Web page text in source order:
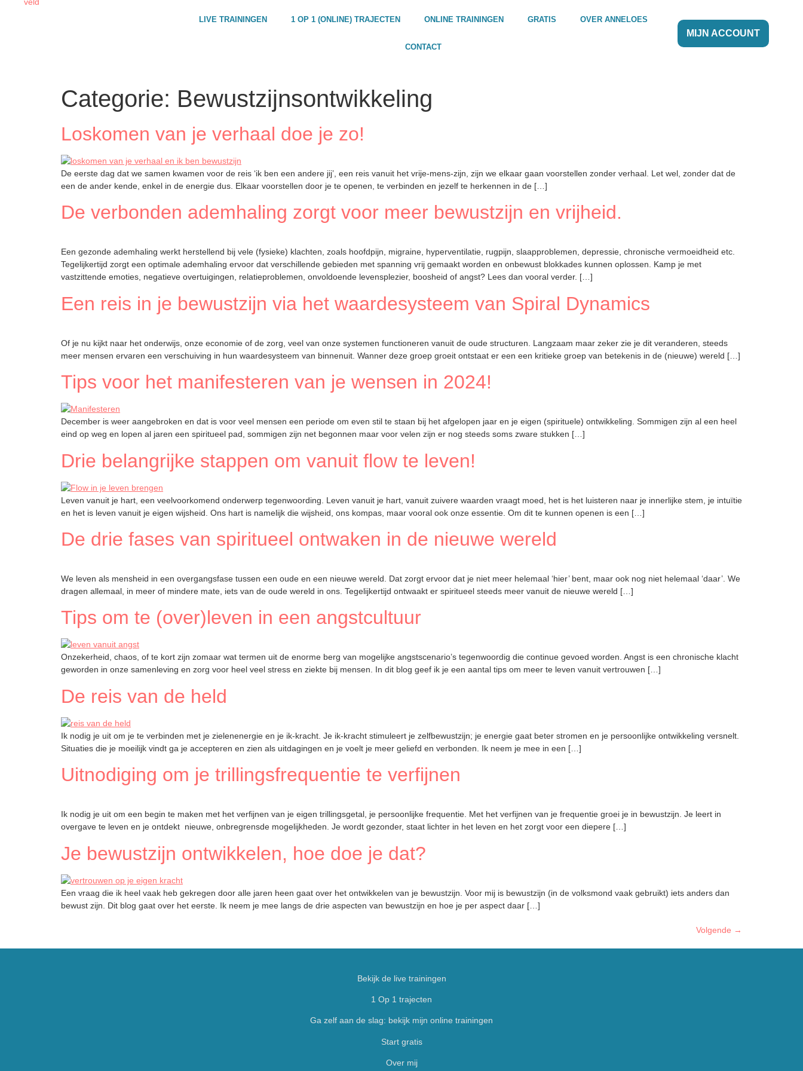
LIVE TRAININGEN 1 OP 1 (ONLINE) TRAJECTEN ONLINE TRAININGEN GRATIS OVER ANNELOES
CONTACT
MIJN ACCOUNT
Categorie: Bewustzijnsontwikkeling
Loskomen van je verhaal doe je zo!
De eerste dag dat we samen kwamen voor de reis ‘ik ben een andere jij’, een reis vanuit het vrije-mens-zijn, zijn we elkaar gaan voorstellen zonder verhaal. Let wel, zonder dat de
een de ander kende, enkel in de energie dus. Elkaar voorstellen door je te openen, te verbinden en jezelf te herkennen in de […]
De verbonden ademhaling zorgt voor meer bewustzijn en vrijheid.
Een gezonde ademhaling werkt herstellend bij vele (fysieke) klachten, zoals hoofdpijn, migraine, hyperventilatie, rugpijn, slaapproblemen, depressie, chronische vermoeidheid etc.
Tegelijkertijd zorgt een optimale ademhaling ervoor dat verschillende gebieden met spanning vrij gemaakt worden en onbewust blokkades kunnen oplossen. Kamp je met
vastzittende emoties, negatieve overtuigingen, relatieproblemen, onvoldoende levensplezier, boosheid of angst? Lees dan vooral verder. […]
Een reis in je bewustzijn via het waardesysteem van Spiral Dynamics
Of je nu kijkt naar het onderwijs, onze economie of de zorg, veel van onze systemen functioneren vanuit de oude structuren. Langzaam maar zeker zie je dit veranderen, steeds
meer mensen ervaren een verschuiving in hun waardesysteem van binnenuit. Wanner deze groep groeit ontstaat er een een kritieke groep van betekenis in de (nieuwe) wereld […]
Tips voor het manifesteren van je wensen in 2024!
December is weer aangebroken en dat is voor veel mensen een periode om even stil te staan bij het afgelopen jaar en je eigen (spirituele) ontwikkeling. Sommigen zijn al een heel
eind op weg en lopen al jaren een spiritueel pad, sommigen zijn net begonnen maar voor velen zijn er nog steeds soms zware stukken […]
Drie belangrijke stappen om vanuit flow te leven!
Leven vanuit je hart, een veelvoorkomend onderwerp tegenwoording. Leven vanuit je hart, vanuit zuivere waarden vraagt moed, het is het luisteren naar je innerlijke stem, je intuïtie
en het is leven vanuit je eigen wijsheid. Ons hart is namelijk die wijsheid, ons kompas, maar vooral ook onze essentie. Om dit te kunnen openen is een […]
De drie fases van spiritueel ontwaken in de nieuwe wereld
We leven als mensheid in een overgangsfase tussen een oude en een nieuwe wereld. Dat zorgt ervoor dat je niet meer helemaal ‘hier’ bent, maar ook nog niet helemaal ‘daar’. We
dragen allemaal, in meer of mindere mate, iets van de oude wereld in ons. Tegelijkertijd ontwaakt er spiritueel steeds meer vanuit de nieuwe wereld […]
Tips om te (over)leven in een angstcultuur
Onzekerheid, chaos, of te kort zijn zomaar wat termen uit de enorme berg van mogelijke angstscenario’s tegenwoordig die continue gevoed worden. Angst is een chronische klacht
geworden in onze samenleving en zorg voor heel veel stress en ziekte bij mensen. In dit blog geef ik je een aantal tips om meer te leven vanuit vertrouwen […]
De reis van de held
Ik nodig je uit om je te verbinden met je zielenenergie en je ik-kracht. Je ik-kracht stimuleert je zelfbewustzijn; je energie gaat beter stromen en je persoonlijke ontwikkeling versnelt.
Situaties die je moeilijk vindt ga je accepteren en zien als uitdagingen en je voelt je meer geliefd en verbonden. Ik neem je mee in een […]
Uitnodiging om je trillingsfrequentie te verfijnen
Ik nodig je uit om een begin te maken met het verfijnen van je eigen trillingsgetal, je persoonlijke frequentie. Met het verfijnen van je frequentie groei je in bewustzijn. Je leert in
overgave te leven en je ontdekt nieuwe, onbregrensde mogelijkheden. Je wordt gezonder, staat lichter in het leven en het zorgt voor een diepere […]
Je bewustzijn ontwikkelen, hoe doe je dat?
Een vraag die ik heel vaak heb gekregen door alle jaren heen gaat over het ontwikkelen van je bewustzijn. Voor mij is bewustzijn (in de volksmond vaak gebruikt) iets anders dan
bewust zijn. Dit blog gaat over het eerste. Ik neem je mee langs de drie aspecten van bewustzijn en hoe je per aspect daar […]
Volgende →
Bekijk de live trainingen
1 Op 1 trajecten
Ga zelf aan de slag: bekijk mijn online trainingen
Start gratis
Over mij